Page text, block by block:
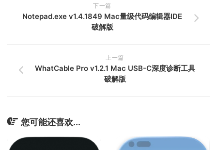
下一篇
Notepad.exe v1.4.1849 Mac量级代码编辑器IDE
破解版
上一篇
WhatCable Pro v1.2.1 Mac USB-C深度诊断工具
破解版
您可能还喜欢...